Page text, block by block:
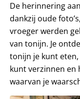
De herinnering
dankzij oude
vroeger werden
van tonijn. Je
tonijn je kunt
kunt verzinnen en
waarvan je